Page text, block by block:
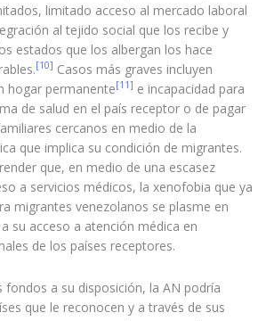
limitado acceso al mercado laboral
al tejido social que los recibe y
estados que los albergan los hace
[10] Casos más graves incluyen
hogar permanente[11] e incapacidad para
de salud en el país receptor o de pagar
cercanos en medio de la
que implica su condición de migrantes.
que, en medio de una escasez
a servicios médicos, la xenofobia que ya
migrantes venezolanos se plasme en
su acceso a atención médica en
de los países receptores.
fondos a su disposición, la AN podría
que le reconocen y a través de sus